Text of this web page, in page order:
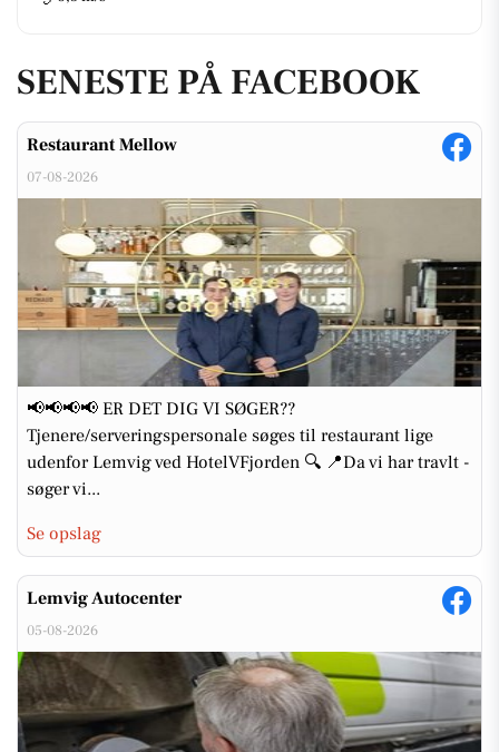
SENESTE PÅ FACEBOOK
Restaurant Mellow
07-08-2026
📢📢📢📢 ER DET DIG VI SØGER??
Tjenere/serveringspersonale søges til restaurant lige
udenfor Lemvig ved HotelVFjorden 🔍 📍Da vi har travlt -
søger vi...
Se opslag
Lemvig Autocenter
05-08-2026